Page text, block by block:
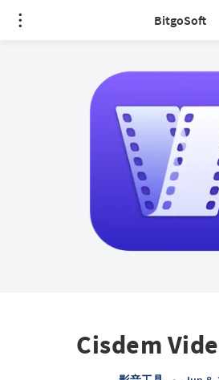
BitgoSoft
Cisdem